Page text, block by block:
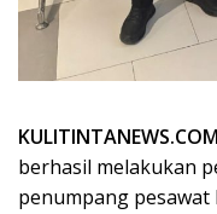
berhasil melakukan
penumpang